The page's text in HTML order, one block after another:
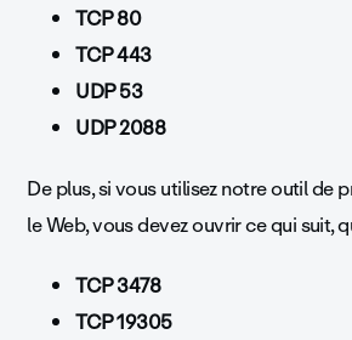
TCP 80
TCP 443
UDP 53
UDP 2088
De plus, si vous utilisez notre outil de
le Web, vous devez ouvrir ce qui suit,
TCP 3478
TCP 19305